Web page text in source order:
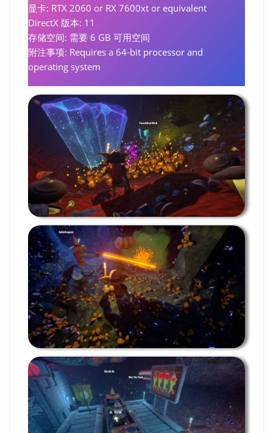
显卡: RTX 2060 or RX 7600xt or equivalent
DirectX 版本: 11
存储空间: 需要 6 GB 可用空间
附注事项: Requires a 64-bit processor and
operating system